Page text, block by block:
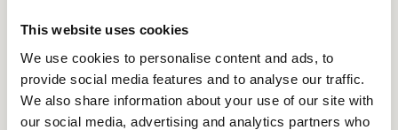
This website uses cookies
We use cookies to personalise content and ads, to
provide social media features and to analyse our traffic.
We also share information about your use of our site with
our social media, advertising and analytics partners who
d'une patte de serrage permettant de convenir à tous les
protection maximale contre les intempéries.
Lors de vos balades à la campagne ou même en ville,
assortissez cette jolie casquette Barbour bicolore à une